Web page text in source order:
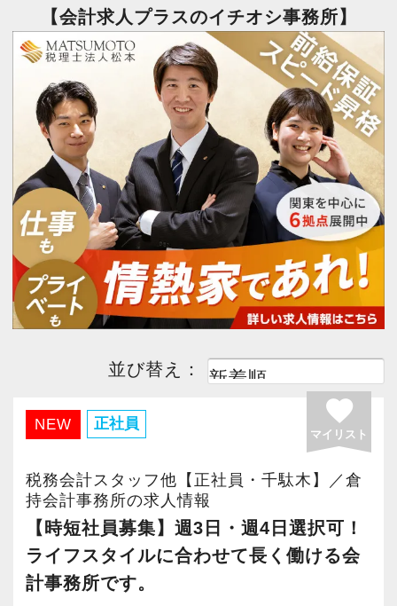
マイリスト
お問い合わせ
今すぐ会員登録
PC版サイトを見る
採用ご担当者様
正社員(2)
【会計求人プラスのイチオシ事務所】
並び替え：
NEW 正社員 favorite
マイリスト
税務会計スタッフ他【正社員・千駄木】／倉
持会計事務所の求人情報
【時短社員募集】週3日・週4日選択可！
ライフスタイルに合わせて長く働ける会
計事務所です。